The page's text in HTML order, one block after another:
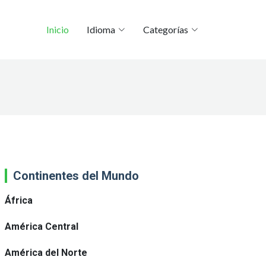
Inicio Idioma Categorías
Continentes del Mundo
África
América Central
América del Norte